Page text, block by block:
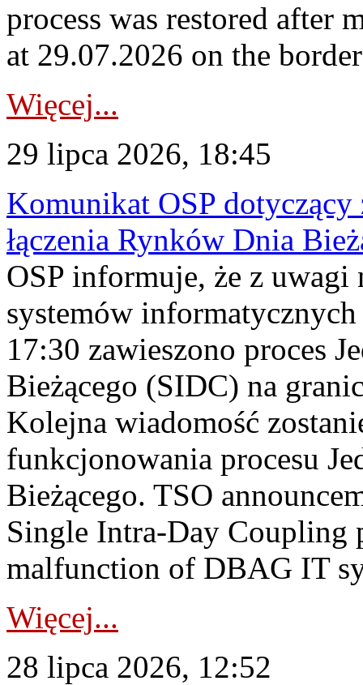
process was restored after
at 29.07.2026 on the
Więcej...
29 lipca 2026, 18:45
Komunikat OSP dotyczący
łączenia Rynków Dnia
OSP informuje, że z uwagi
systemów
17:30 zawieszono proces
Bieżącego (SIDC) na
Kolejna wiadomość
funkcjonowania procesu
Bieżącego. TSO
Single Intra-Day Coupling
malfunction of DBAG IT
Więcej...
28 lipca 2026, 12:52